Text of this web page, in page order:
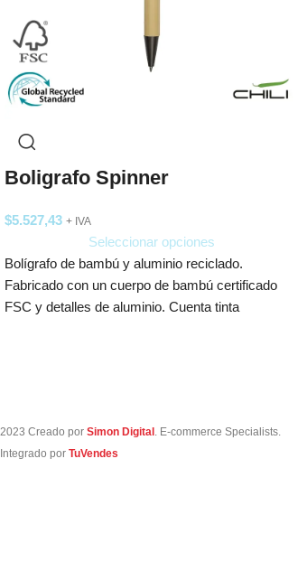
Boligrafo Spinner
$5.527,43 + IVA
Seleccionar opciones
Bolígrafo de bambú y aluminio reciclado.
Fabricado con un cuerpo de bambú certificado
FSC y detalles de aluminio. Cuenta tinta
2023 Creado por Simon Digital . E-commerce Specialists.
Integrado por TuVendes